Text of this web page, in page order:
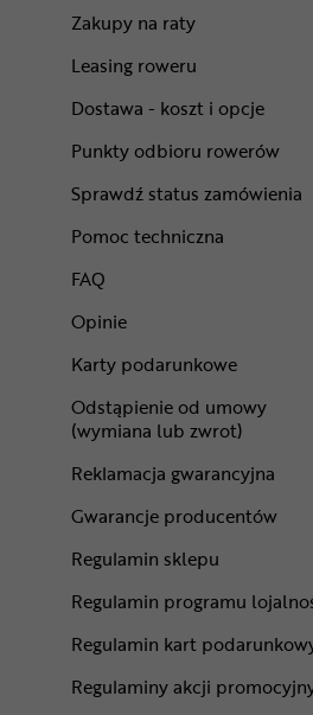
Zakupy na raty
Leasing roweru
Dostawa - koszt i opcje
Punkty odbioru rowerów
Sprawdź status zamówienia
Pomoc techniczna
FAQ
Opinie
Karty podarunkowe
Odstąpienie od umowy
(wymiana lub zwrot)
Reklamacja gwarancyjna
Gwarancje producentów
Regulamin sklepu
Regulamin programu
Regulamin kart
Regulaminy akcji